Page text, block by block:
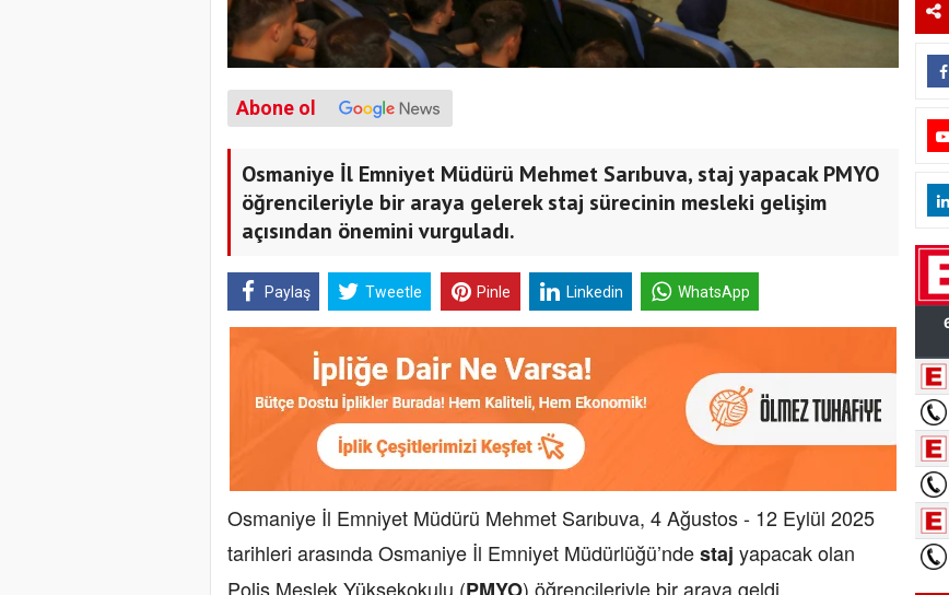
Abone ol
Osmaniye İl Emniyet Müdürü Mehmet Sarıbuva, staj yapacak PMYO
öğrencileriyle bir araya gelerek staj sürecinin mesleki gelişim
açısından önemini vurguladı.
Paylaş Tweetle Pinle Linkedin WhatsApp
Osmaniye İl Emniyet Müdürü Mehmet Sarıbuva, 4 Ağustos - 12 Eylül 2025
tarihleri arasında Osmaniye İl Emniyet Müdürlüğü’ndestaj yapacak olan
Polis Meslek Yüksekokulu (
) öğrencileriyle bir araya geldi.